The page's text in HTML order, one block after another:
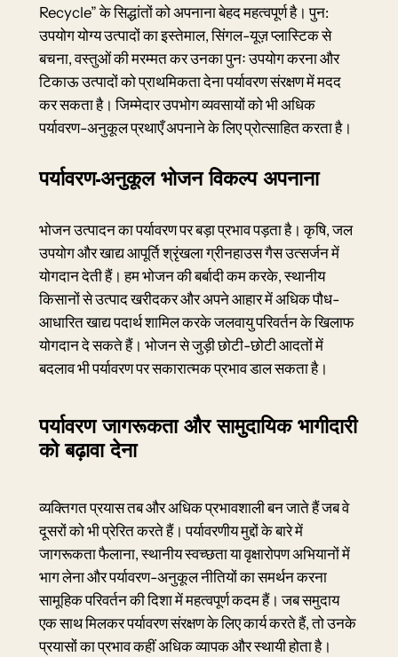
Recycle” के सिद्धांतों को अपनाना बेहद महत्वपूर्ण है। पुन:
उपयोग योग्य उत्पादों का इस्तेमाल, सिंगल-यूज़ प्लास्टिक से
बचना, वस्तुओं की मरम्मत कर उनका पुनः उपयोग करना और
टिकाऊ उत्पादों को प्राथमिकता देना पर्यावरण संरक्षण में मदद
कर सकता है। जिम्मेदार उपभोग व्यवसायों को भी अधिक
पर्यावरण-अनुकूल प्रथाएँ अपनाने के लिए प्रोत्साहित करता है।
पर्यावरण-अनुकूल भोजन विकल्प अपनाना
भोजन उत्पादन का पर्यावरण पर बड़ा प्रभाव पड़ता है। कृषि, जल
उपयोग और खाद्य आपूर्ति श्रृंखला ग्रीनहाउस गैस उत्सर्जन में
योगदान देती हैं। हम भोजन की बर्बादी कम करके, स्थानीय
किसानों से उत्पाद खरीदकर और अपने आहार में अधिक पौध-
आधारित खाद्य पदार्थ शामिल करके जलवायु परिवर्तन के खिलाफ
योगदान दे सकते हैं। भोजन से जुड़ी छोटी-छोटी आदतों में
बदलाव भी पर्यावरण पर सकारात्मक प्रभाव डाल सकता है।
पर्यावरण जागरूकता और सामुदायिक भागीदारी
को बढ़ावा देना
व्यक्तिगत प्रयास तब और अधिक प्रभावशाली बन जाते हैं जब वे
दूसरों को भी प्रेरित करते हैं। पर्यावरणीय मुद्दों के बारे में
जागरूकता फैलाना, स्थानीय स्वच्छता या वृक्षारोपण अभियानों में
भाग लेना और पर्यावरण-अनुकूल नीतियों का समर्थन करना
सामूहिक परिवर्तन की दिशा में महत्वपूर्ण कदम हैं। जब समुदाय
एक साथ मिलकर पर्यावरण संरक्षण के लिए कार्य करते हैं, तो उनके
प्रयासों का प्रभाव कहीं अधिक व्यापक और स्थायी होता है।